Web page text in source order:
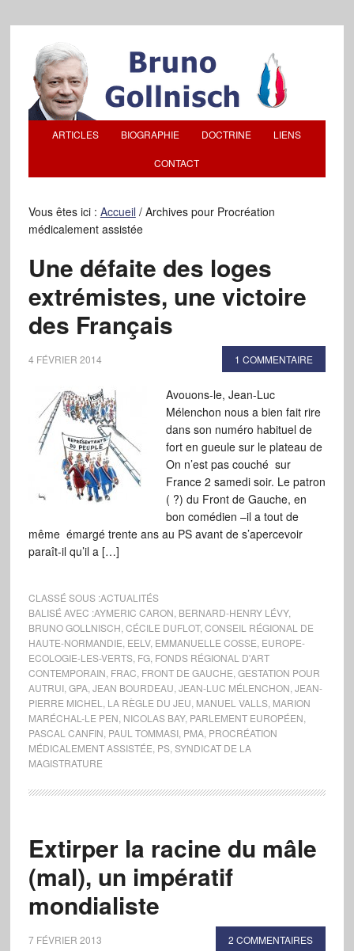
ARTICLES BIOGRAPHIE DOCTRINE LIENS
CONTACT
Vous êtes ici : Accueil /Archives pour Procréation
médicalement assistée
Une défaite des loges
extrémistes, une victoire
des Français
4 FÉVRIER 2014 1 COMMENTAIRE
Avouons-le, Jean-Luc
Mélenchon nous a bien fait rire
dans son numéro habituel de
fort en gueule sur le plateau de
On n’est pas couché sur
France 2 samedi soir. Le patron
( ?) du Front de Gauche, en
bon comédien –il a tout de
même émargé trente ans au PS avant de s’apercevoir
paraît-il qu’il a […]
CLASSÉ SOUS :ACTUALITÉS
BALISÉ AVEC :AYMERIC CARON BERNARD-HENRY LÉVY,
BRUNO GOLLNISCH CÉCILE DUFLOT, CONSEIL RÉGIONAL DE
HAUTE-NORMANDIE EELV, EMMANUELLE COSSE EUROPE-
ECOLOGIE-LES-VERTS, FG, FONDS RÉGIONAL D'ART
CONTEMPORAIN FRAC FRONT DE GAUCHE GESTATION POUR
AUTRUI, GPA, JEAN BOURDEAU JEAN-LUC MÉLENCHON JEAN-
PIERRE MICHEL
LA RÈGLE DU JEU MANUEL VALLS, MARION
MARÉCHAL-LE PEN NICOLAS BAY, PARLEMENT EUROPÉEN
PASCAL CANFIN PAUL TOMMASI, PMA, PROCRÉATION
MÉDICALEMENT ASSISTÉE PS, SYNDICAT DE LA
MAGISTRATURE
Extirper la racine du mâle
(mal), un impératif
mondialiste
7 FÉVRIER 2013 2 COMMENTAIRES